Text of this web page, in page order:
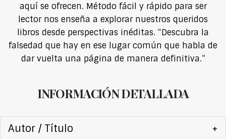
aquí se ofrecen. Método fácil y rápido para ser
lector nos enseña a explorar nuestros queridos
libros desde perspectivas inéditas. “Descubra la
falsedad que hay en ese lugar común que habla de
dar vuelta una página de manera definitiva.”
INFORMACIÓN DETALLADA
Autor / Título +